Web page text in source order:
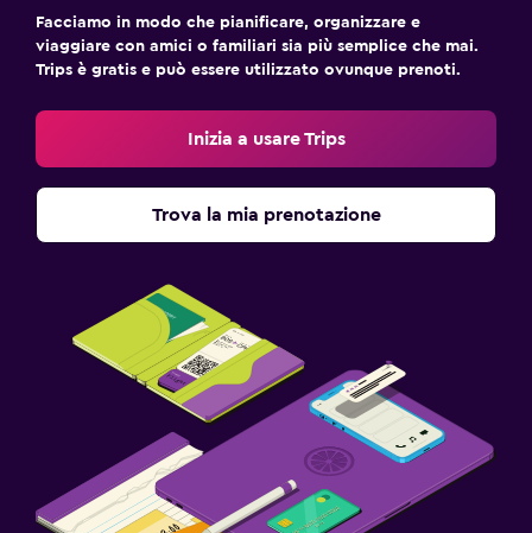
Facciamo in modo che pianificare, organizzare e
viaggiare con amici o familiari sia più semplice che mai.
Trips è gratis e può essere utilizzato ovunque prenoti.
Inizia a usare Trips
Trova la mia prenotazione